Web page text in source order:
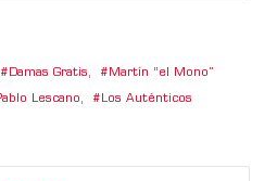
Damas Gratis, Martín “el Mono”
Lescano, Los Auténticos